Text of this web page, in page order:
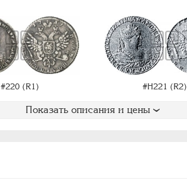
#220 (R1) #H221 (R2)
Показать описания и цены